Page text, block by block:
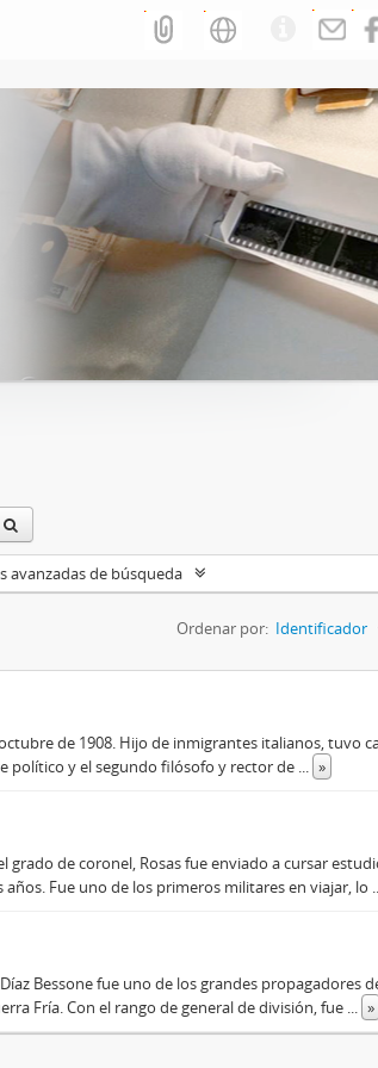
avanzadas de búsqueda
Ordenar por: Identificador
de 1908. Hijo de inmigrantes italianos, tuvo
político y el segundo filósofo y rector de
»
de coronel, Rosas fue enviado a cursar
Fue uno de los primeros militares en viajar, lo
Bessone fue uno de los grandes propagadores
Fría. Con el rango de general de división, fue
»